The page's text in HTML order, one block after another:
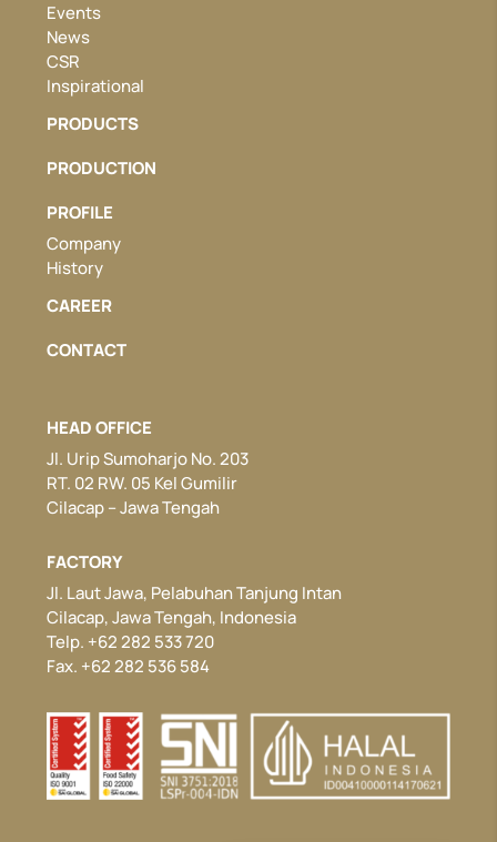
Events
News
CSR
Inspirational
PRODUCTS
PRODUCTION
PROFILE
Company
History
CAREER
CONTACT
HEAD OFFICE
Jl. Urip Sumoharjo No. 203
RT. 02 RW. 05 Kel Gumilir
Cilacap – Jawa Tengah
FACTORY
Jl. Laut Jawa, Pelabuhan Tanjung Intan
Cilacap, Jawa Tengah, Indonesia
Telp. +62 282 533 720
Fax. +62 282 536 584